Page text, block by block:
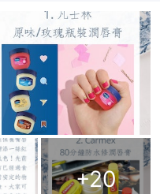
+20